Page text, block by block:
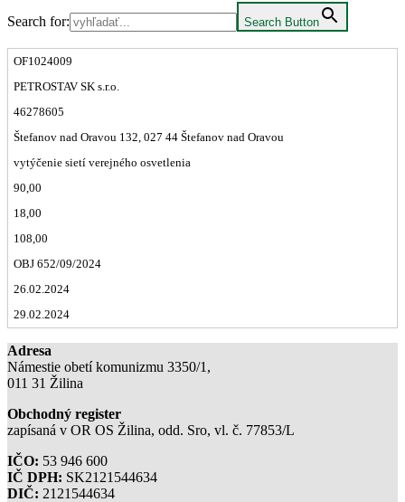
Search for: Search Button
OF1024009
PETROSTAV SK s.r.o.
46278605
Štefanov nad Oravou 132, 027 44 Štefanov nad Oravou
vytýčenie sietí verejného osvetlenia
90,00
18,00
108,00
OBJ 652/09/2024
26.02.2024
29.02.2024
Adresa
Námestie obetí komunizmu 3350/1,
011 31 Žilina
Obchodný register
zapísaná v OR OS Žilina, odd. Sro, vl. č. 77853/L
IČO: 53 946 600
IČ DPH: SK2121544634
DIČ: 2121544634